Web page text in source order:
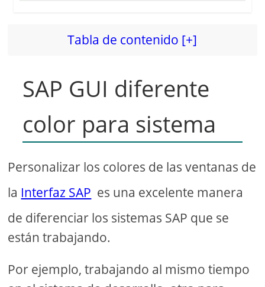
Tabla de contenido [+]
SAP GUI diferente
color para sistema
Personalizar los colores de las ventanas de
la Interfaz SAP es una excelente manera
de diferenciar los sistemas SAP que se
están trabajando.
Por ejemplo, trabajando al mismo tiempo